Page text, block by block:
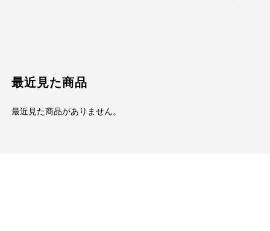
最近見た商品
最近見た商品がありません。